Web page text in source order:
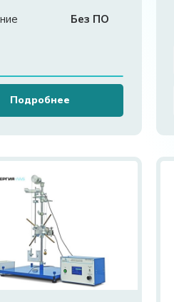
Без ПО
Подробнее